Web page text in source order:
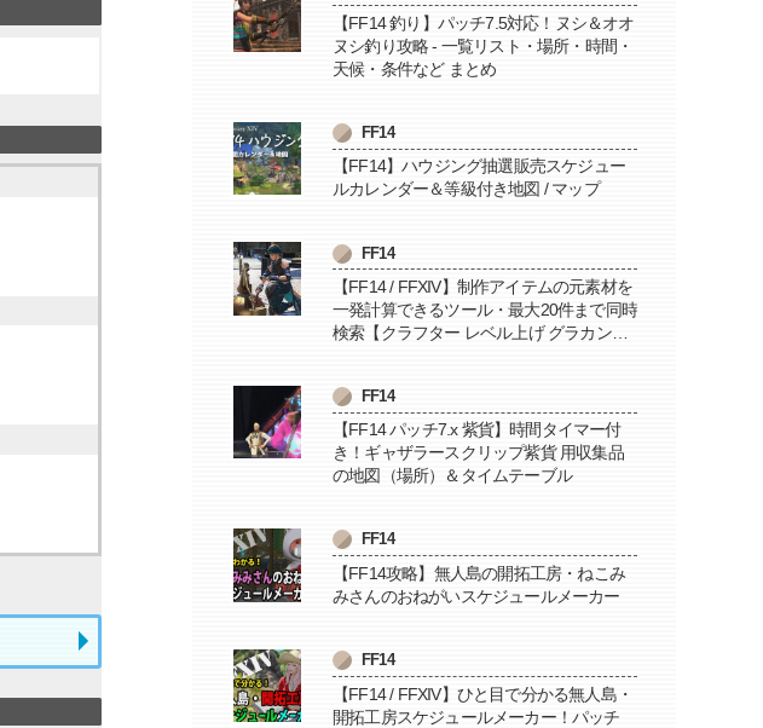
【FF14 釣り】パッチ7.5対応！ヌシ＆オオ
ヌシ釣り攻略 - 一覧リスト・場所・時間・
天候・条件など まとめ
FF14
【FF14】ハウジング抽選販売スケジュー
ルカレンダー＆等級付き地図 / マップ
FF14
【FF14 / FFXIV】制作アイテムの元素材を
一発計算できるツール・最大20件まで同時
検索【クラフター レベル上げ グラカン納
FF14
【FF14 パッチ7.x 紫貨】時間タイマー付
き！ギャザラースクリップ紫貨 用収集品
の地図（場所）＆タイムテーブル
FF14
【FF14攻略】無人島の開拓工房・ねこみ
みさんのおねがいスケジュールメーカー
FF14
【FF14 / FFXIV】ひと目で分かる無人島・
開拓工房スケジュールメーカー！パッチ